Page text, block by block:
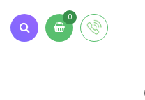
0